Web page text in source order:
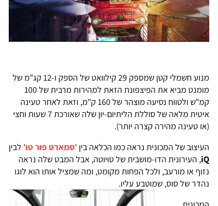
מנוע חשמלי קטן שמספק 29 קילוואט של הספק ו-12 קג"מ של
מומנט מביא את הפיצפונת הזאת למהירות מרבית של 100
קמ"ש ולטווח נסיעה מוצהר של 160 ק"מ, וזאת לאחר טעינה
איטית מלאה של סוללת הליתיום-יון שלה שאורכת 7 שעות וחצי
(או טעינה מהירה קצרה יותר).
העיצוב של המכונית נראה כמו הכלאה בין 'סמארט פור טו' לבין
iQ, העירונית הדו-מושבית של טויוטה, אבל המבט שלה נראה
נזוף או מורעב, ולכל הפחות מקומט, ומה שמציל אותו הוא לוגו
נהדר של סוס, שמוטבע עליו.